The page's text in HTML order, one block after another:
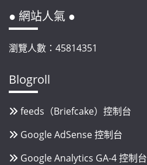
● 網站人氣 ●
瀏覽人數：45814351
Blogroll
feeds（Briefcake）控制台
Google AdSense 控制台
Google Analytics GA-4 控制台